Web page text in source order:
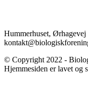
Hummerhuset,
© Copyright 2022 -
Hjemmesiden er lavet og